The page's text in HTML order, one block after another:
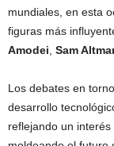
mundiales, en esta
figuras más
Amodei Sam
Los debates en
desarrollo
reflejando un